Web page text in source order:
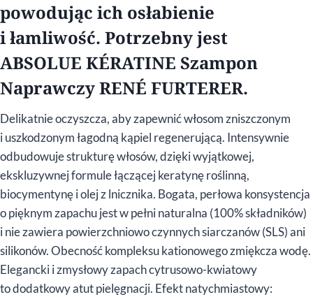
powodując ich osłabienie
i łamliwość. Potrzebny jest
ABSOLUE KÉRATINE Szampon
Naprawczy RENÉ FURTERER.
Delikatnie oczyszcza, aby zapewnić włosom zniszczonym
i uszkodzonym łagodną kąpiel regenerującą. Intensywnie
odbudowuje strukturę włosów, dzięki wyjątkowej,
ekskluzywnej formule łączącej keratynę roślinną,
biocymentynę i olej z lnicznika. Bogata, perłowa konsystencja
o pięknym zapachu jest w pełni naturalna (100% składników)
i nie zawiera powierzchniowo czynnych siarczanów (SLS) ani
silikonów. Obecność kompleksu kationowego zmiękcza wodę.
Elegancki i zmysłowy zapach cytrusowo-kwiatowy
to dodatkowy atut pielęgnacji. Efekt natychmiastowy: